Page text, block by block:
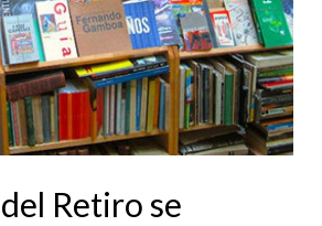
Retiro se